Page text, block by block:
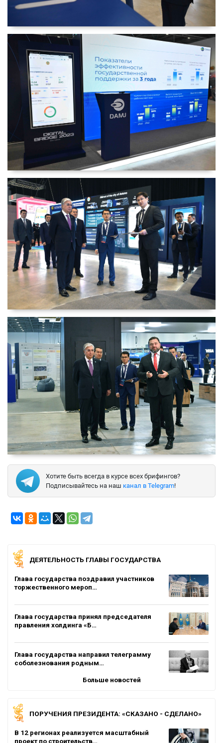
Хотите быть всегда в курсе всех брифингов?
Подписывайтесь на наш канал в Telegram!
ДЕЯТЕЛЬНОСТЬ ГЛАВЫ ГОСУДАРСТВА
Глава государства поздравил участников
торжественного мероп…
Глава государства принял председателя
правления холдинга «Б…
Глава государства направил телеграмму
соболезнования родным…
Больше новостей
ПОРУЧЕНИЯ ПРЕЗИДЕНТА: «СКАЗАНО - СДЕЛАНО»
В 12 регионах реализуется масштабный
проект по строительств…